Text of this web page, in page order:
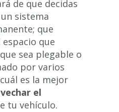
de que decidas
sistema
que
espacio que
sea plegable o
por varios
es la mejor
el
tu vehículo.